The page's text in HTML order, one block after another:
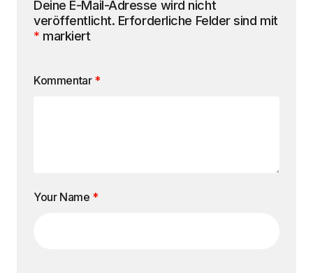
Deine E-Mail-Adresse wird nicht
veröffentlicht. Erforderliche Felder sind mit
* markiert
Kommentar *
Your Name *